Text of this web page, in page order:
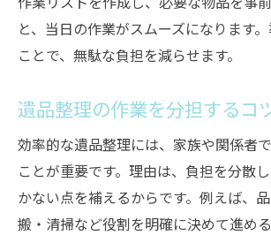
と、当日の作業がスムーズになります
ことで、無駄な負担を減らせます。
遺品整理の作業を分担するコ
効率的な遺品整理には、家族や関係者
ことが重要です。理由は、負担を分散
かない点を補えるからです。例えば、
搬・清掃など役割を明確に決めて進め